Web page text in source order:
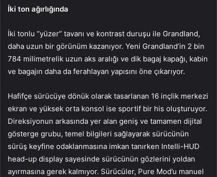
İki ton ağırlığında
İki tonlu “yüzer” tavanı ve kontrast duruşu ile Grandland,
daha uzun bir görünüm kazanıyor. Yeni Grandland’in 2 bin
784 milimetrelik uzun aks aralığı ve dik bagaj kapağı, kabin
ve bagajın daha da ferahlayan yapısını öne çıkarıyor.
Hafifçe sürücüye dönük olarak tasarlanan 16 inçlik merkezi
ekran ve yüksek orta konsol ise sportif bir his oluşturuyor.
Direksiyonun arkasında yer alan geniş ve tamamen dijital
gösterge grubu, temel bilgileri sağlayarak sürücünün
sürüş keyfine odaklanmasına imkan tanırken Intelli-HUD
head-up display sayesinde sürücünün gözlerini yoldan
ayırmasına gerek kalmıyor. Sürücüler, Pure Mod’u manuel